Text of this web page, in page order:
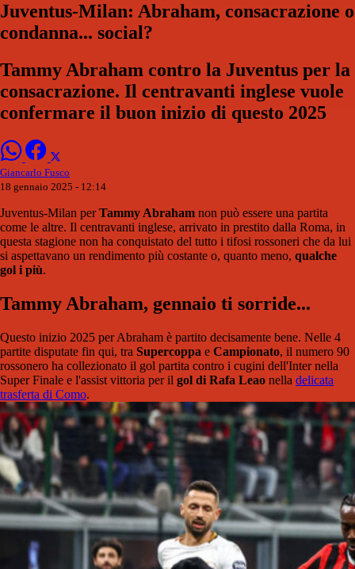
Juventus-Milan: Abraham, consacrazione o
condanna... social?
Tammy Abraham contro la Juventus per la
consacrazione. Il centravanti inglese vuole
confermare il buon inizio di questo 2025
Giancarlo Fusco
18 gennaio 2025 - 12:14
Juventus-Milan perTammy Abraham non può essere una partita
come le altre. Il centravanti inglese, arrivato in prestito dalla Roma, in
questa stagione non ha conquistato del tutto i tifosi rossoneri che da lui
si aspettavano un rendimento più costante o, quanto meno, qualche
gol i più.
Tammy Abraham, gennaio ti sorride...
Questo inizio 2025 per Abraham è partito decisamente bene. Nelle 4
partite disputate fin qui, tra Supercoppa e Campionato, il numero 90
rossonero ha collezionato il gol partita contro i cugini dell'Inter nella
Super Finale e l'assist vittoria per il gol di Rafa Leao nella delicata
trasferta di Como.